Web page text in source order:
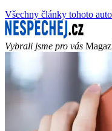
Všechny články tohoto
Vybrali jsme pro vás